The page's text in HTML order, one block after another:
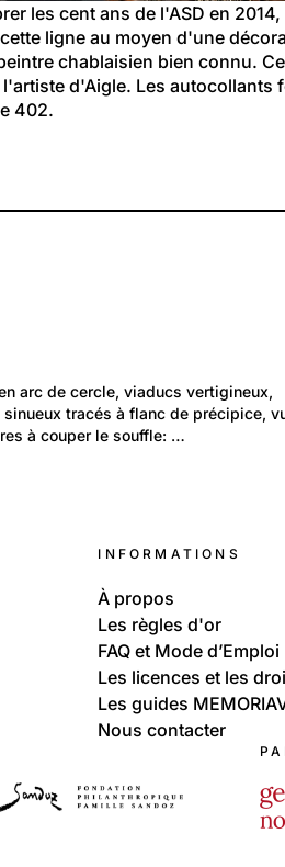
les cent ans de l'ASD en
ligne au moyen d'une
chablaisien bien connu.
d'Aigle. Les autocollants
402.
Transport
Diablerets 100e anniversaire
arc de cercle, viaducs vertigineux,
sinueux tracés à flanc de précipice,
à couper le souffle: …
INFORMATIONS
À propos
Les règles d'or
FAQ et Mode d’Emploi
Les licences et les
Les guides
Nous contacter